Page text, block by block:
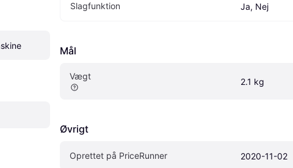
Slagfunktion Ja, Nej
Mål
Vægt
2.1 kg
Øvrigt
Oprettet på PriceRunner 2020-11-02